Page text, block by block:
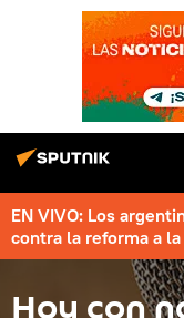
EN VIVO: Los
contra la reforma a